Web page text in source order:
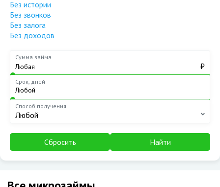
Без истории
Без звонков
Без залога
Без доходов
Сумма займа
₽
Срок, дней
Способ получения
Любой
Сбросить Найти